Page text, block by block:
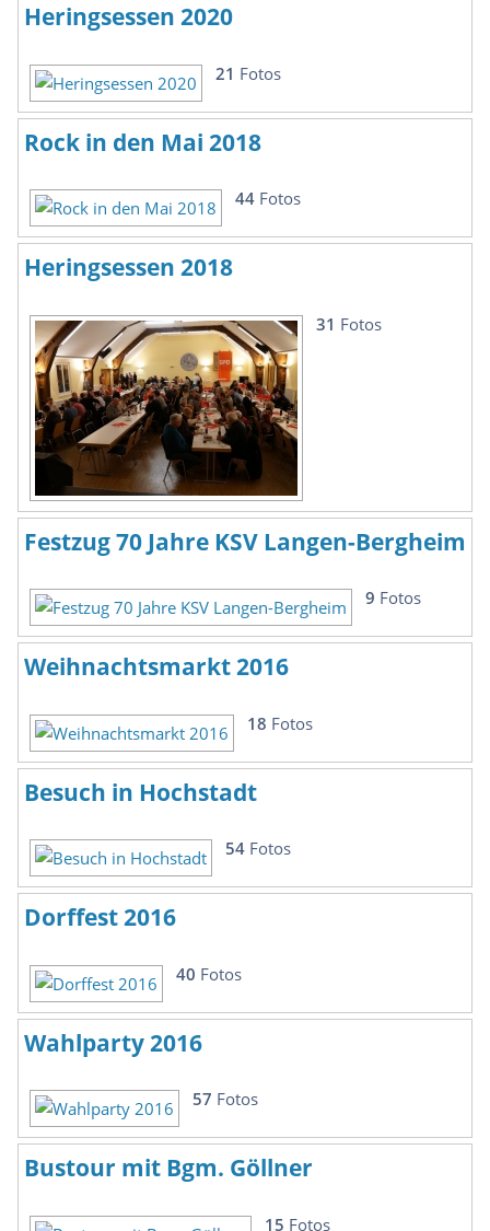
Heringsessen 2020
21 Fotos
Rock in den Mai 2018
44 Fotos
Heringsessen 2018
31 Fotos
Festzug 70 Jahre KSV Langen-Bergheim
9 Fotos
Weihnachtsmarkt 2016
18 Fotos
Besuch in Hochstadt
54 Fotos
Dorffest 2016
40 Fotos
Wahlparty 2016
57 Fotos
Bustour mit Bgm. Göllner
15 Fotos